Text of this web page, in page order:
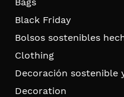
Black Friday
Bolsos sostenibles
Clothing
Decoración sostenible
Decoration